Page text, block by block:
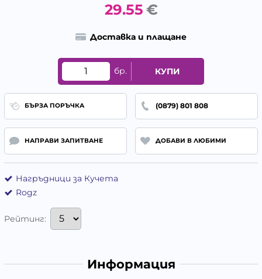
29.55 €
Доставка и плащане
бр. КУПИ
БЪРЗА ПОРЪЧКА (0879) 801 808
НАПРАВИ ЗАПИТВАНЕ ДОБАВИ В ЛЮБИМИ
Нагръдници за Кучета
Rogz
Рейтинг:
Информация